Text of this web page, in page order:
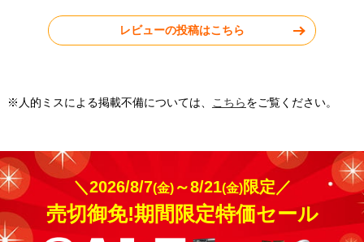
工事実績をもっと見る
レビューの投稿はこちら
※人的ミスによる掲載不備については、 こちらをご覧ください。
＼2026/8/7(金)～8/21(金)限定／
売切御免!期間限定特価セール